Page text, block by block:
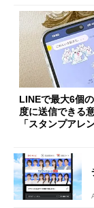
LINEで最大6個
度に送信できる
「スタンプアレ